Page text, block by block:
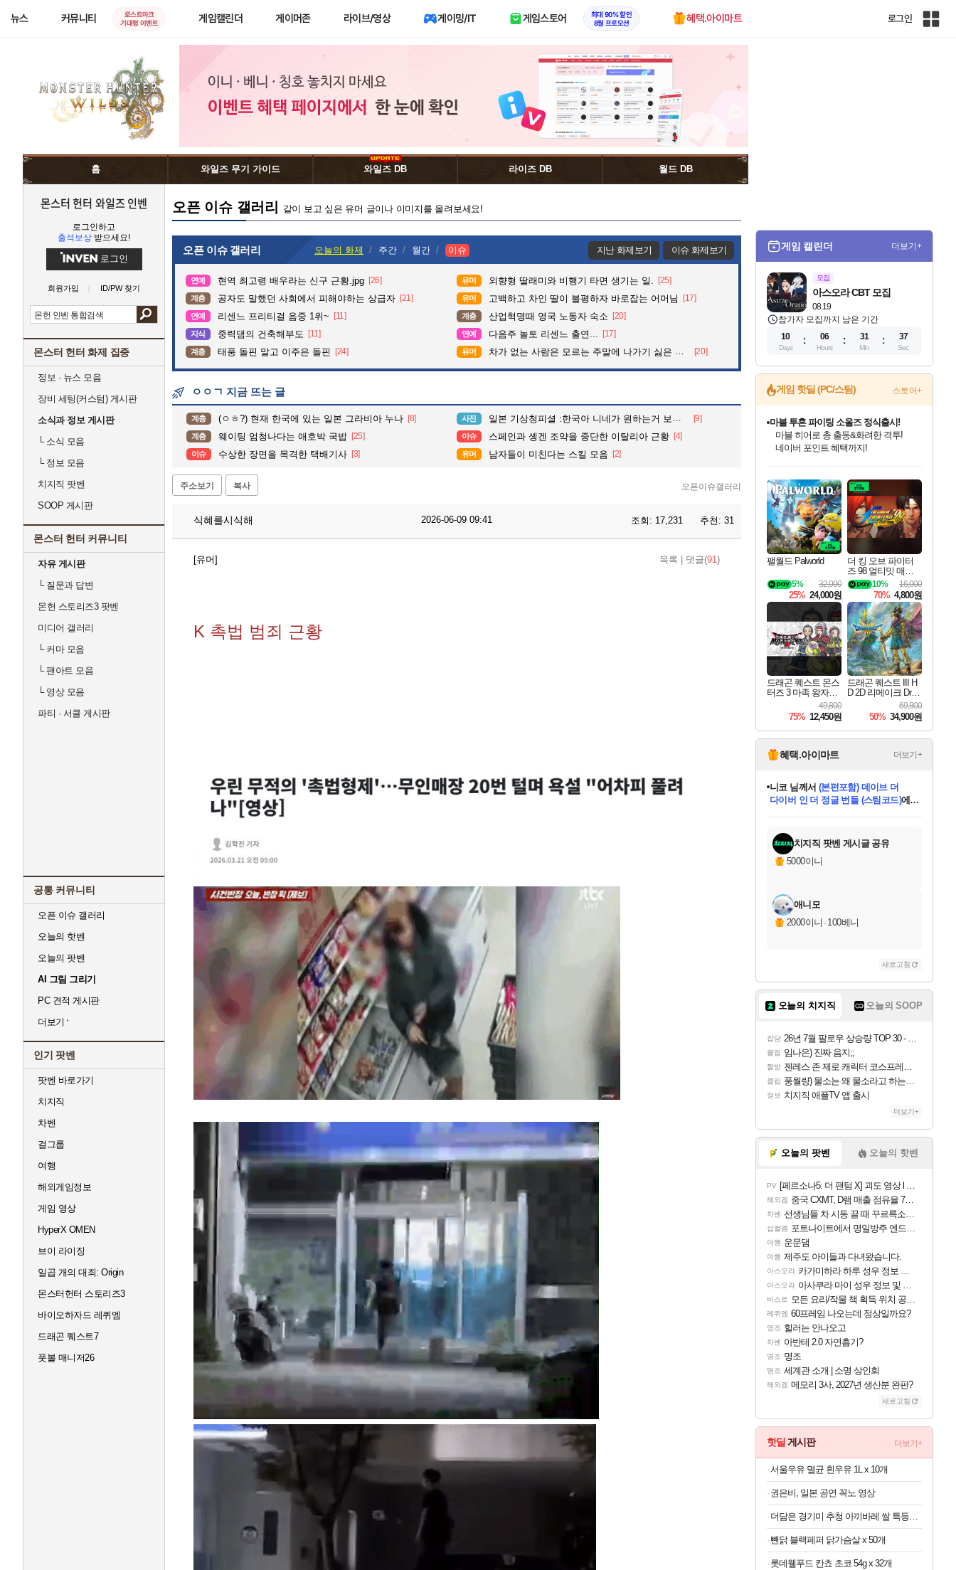
뉴스 커뮤니티
로스트아크
기대평 이벤트
게임캘린더 게이머존 라이브/영상 게이밍/IT 게임스토어
최대 90% 할인
8월 프로모션
혜택.아이마트 로그인
인
홈 와일즈 무기 가이드 와일즈 DB 라이즈 DB 월드 DB
몬스터 헌터 와일즈 인벤
로그인하고
출석보상 받으세요!
로그인
회원가입 ID/PW 찾기
몬스터 헌터 화제 집중
정보 · 뉴스 모음
장비 세팅(커스텀) 게시판
소식과 정보 게시판
└소식 모음
└정보 모음
치지직 팟벤
SOOP 게시판
몬스터 헌터 커뮤니티
자유 게시판
└질문과 답변
몬헌 스토리즈3 팟벤
미디어 갤러리
└커마 모음
└팬아트 모음
└영상 모음
파티 · 서클 게시판
공통 커뮤니티
오픈 이슈 갤러리
오늘의 핫벤
오늘의 팟벤
AI 그림 그리기
PC 견적 게시판
더보기
인기 팟벤
팟벤 바로가기
치지직
차벤
걸그룹
여행
해외게임정보
게임 영상
HyperX OMEN
브이 라이징
일곱 개의 대죄: Origin
몬스터헌터 스토리즈3
바이오하자드 레퀴엠
드래곤 퀘스트7
풋볼 매니저26
오픈 이슈 갤러리 같이 보고 싶은 유머 글이나 이미지를 올려보세요!
오픈 이슈 갤러리 오늘의 화제 주간 월간 이슈 지난 화제보기 이슈 화제보기
연예 현역 최고령 배우라는 신구 근황.jpg [26] 유머 외향형 딸래미와 비행기 타면 생기는 일. [25]
계층 공자도 말했던 사회에서 피해야하는 상급자 [21] 유머 고백하고 차인 딸이 불평하자 바로잡는 어머님 [17]
연예 리센느 프리티걸 음중 1위~ [11] 계층 산업혁명때 영국 노동자 숙소 [20]
지식 중력댐의 건축해부도 [11] 연예 다음주 놀토 리센느 출연... [17]
계층 태풍 돌핀 말고 이주은 돌핀 [24] 유머 차가 없는 사람은 모르는 주말에 나가기 싫은 이유 [20]
ㅇㅇㄱ 지금 뜨는 글
계층 (ㅇㅎ?) 현재 한국에 있는 일본 그라비아 누나 [8] 사진 일본 기상청피셜 :한국아 니네가 원하는거 보내줄게 [9]
계층 웨이팅 엄청나다는 애호박 국밥 [25] 이슈 스페인과 솅겐 조약을 중단한 이탈리아 근황 [4]
이슈 수상한 장면을 목격한 택배기사 [3] 유머 남자들이 미친다는 스킬 모음 [2]
주소보기 복사 오픈이슈갤러리
식혜를시식해 2026-06-09 09:41 조회: 17,231 추천: 31
[유머] 목록 댓글(91)
K 촉법 범죄 근황
게임 캘린더 더보기+
모집
08.19
아스오라 CBT 모집
참가자 모집까지 남은 기간
10
Days
06
Hours
31
Min
35
Sec
게임 핫딜 (PC/스팀) 스토어+
최대 90% 할인가를 만나보세요!
네이버혜택과 함께 만나보세요!
50%할인&추가 적립까지!
네이버 포인트 혜택까지!
귀무자: 검의 길 예약 판매 중!
10% 할인과
이니&베니 혜택까지!
네이버 혜택가와 함께 예약하세요!
할인&네이버혜택으로 만나보세요!
네이버페이 혜택과 만나보세요!
40주년 프로모션으로 만나보세요!
할인가에 만나보세요!
일부 에디션 상시 할인!
혜택으로 예약 판매 중
편안하게 충전하세요
팰월드 Palworld
32,000
5%
25% 24,000원
더 킹 오브 파이터
즈 98 얼티밋 매치
파이널 에디션 THE
KING OF FIGHTER
S 98 ULTIMATE MA
TCH FINAL EDITIO
N
16,000
10%
70% 4,800원
드래곤 퀘스트 몬스
터즈 3 마족 왕자와
엘프의 여행 Dragon
Quest Monsters The
Dark Prince
49,800
75% 12,450원
드래곤 퀘스트 III H
D 2D 리메이크 Drag
on Quest III HD 2D R
emake
69,800
50% 34,900원
혜택.아이마트 더보기+
교환.
당첨되셨습니다.
당첨되셨습니다.
한건했습니다님께서마피아
데피니티브 에디션 (스팀코드)에
당첨되셨습니다.
당첨되셨습니다.
당첨되셨습니다.
당첨되셨습니다.
에디션 (스팀코드)를 교환.
당첨되셨습니다.
치지직 팟벤 게시글 공유
5000이니
애니모
2000이니 · 100베니
새로고침
오늘의 치지직 오늘의 SOOP
잡담 26년 7월 팔로우 상승량 TOP 30 - 월간 치지직
클립 임나은) 진짜 음지;;
짤방 젠레스 존 제로 캐릭터 코스프레한 꽁주
클립 풍월량) 물소는 왜 물소라고 하는거야? 아! 그만 ㅋㅋ 알았어 ㅋㅋ
정보 치지직 애플TV 앱 출시
더보기+
오늘의 팟벤 오늘의 핫벤
PV [페르소나5: 더 팬텀 X] 괴도 영상 l 타카마키 안·댄싱 스타
해외겜 중국 CXMT, D램 매출 점유율 7%…글로벌 4위로 부상
차벤 선생님들 차 시동 끌 때 꾸르륵소리나는데
섭컬겜 포트나이트에서 명일방주 엔드필드 [펠리카] 판매 예정
여행 운문댐
여행 제주도 아이들과 다녀왔습니다.
아스오라 카가미하라 하루 성우 정보 및 주요 필모
아스오라 아사쿠라 마이 성우 정보 및 주요 필모
비스트 모든 요리/작물 책 획득 위치 공략 (36개) - 미식가 도전과제
레퀴엠 60프레임 나오는데 정상일까요?
명조 힐러는 안나오고
차벤 아반테 2.0 자연흡기?
명조 명조
명조 세계관 소개 | 소명 상인회
해외겜 메모리 3사, 2027년 생산분 완판?
새로고침
핫딜 게시판 더보기+
서울우유 멸균 흰우유 1L x 10개
권은비, 일본 공연 꼭노 영상
더담은 경기미 추청 아끼바레 쌀 특등급 10kg
뺀닭 블랙페퍼 닭가슴살 x 50개
롯데웰푸드 칸쵸 초코 54g x 32개